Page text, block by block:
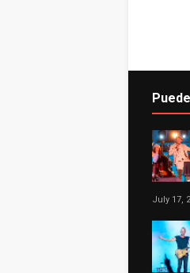
July 17,